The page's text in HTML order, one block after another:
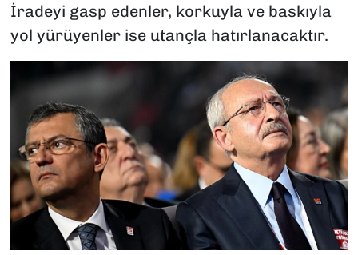
İradeyi gasp edenler, korkuyla ve baskıyla
yol yürüyenler ise utançla hatırlanacaktır.